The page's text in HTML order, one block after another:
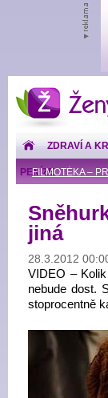
ZDRAVÍ A
FILMOTÉKA –
PENÍZE
jiná
28.3.2012
VIDEO –
nebude dost.
stoprocentně